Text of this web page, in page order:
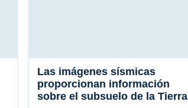
Las imágenes sísmicas
proporcionan información
sobre el subsuelo de la Tierra